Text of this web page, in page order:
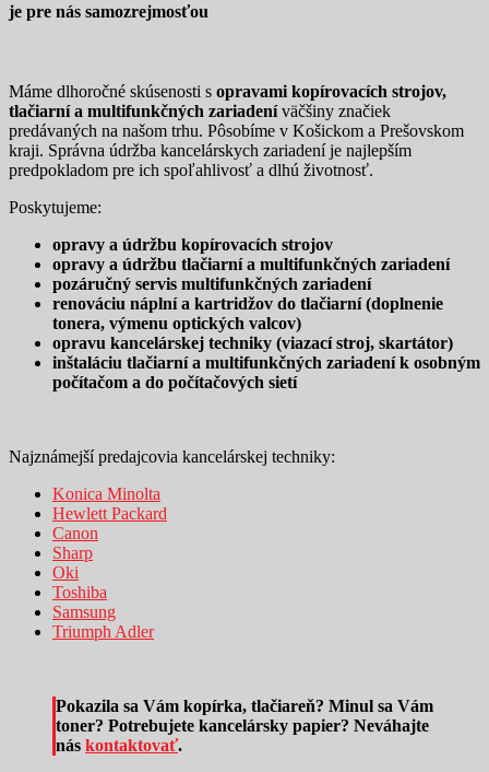
je pre nás samozrejmosťou
Máme dlhoročné skúsenosti s opravami kopírovacích strojov,
tlačiarní a multifunkčných zariadeníväčšiny značiek
predávaných na našom trhu. Pôsobíme v Košickom a Prešovskom
kraji. Správna údržba kancelárskych zariadení je najlepším
predpokladom pre ich spoľahlivosť a dlhú životnosť.
Poskytujeme:
opravy a údržbu kopírovacích strojov
opravy a údržbu tlačiarní a multifunkčných zariadení
pozáručný servis multifunkčných zariadení
renováciu náplní a kartridžov do tlačiarní (doplnenie
tonera, výmenu optických valcov)
opravu kancelárskej techniky (viazací stroj, skartátor)
inštaláciu tlačiarní a multifunkčných zariadení k osobným
počítačom a do počítačových sietí
Najznámejší predajcovia kancelárskej techniky:
Konica Minolta
Hewlett Packard
Canon
Sharp
Oki
Toshiba
Samsung
Triumph Adler
Pokazila sa Vám kopírka, tlačiareň? Minul sa Vám
toner? Potrebujete kancelársky papier? Neváhajte
nás kontaktovať.